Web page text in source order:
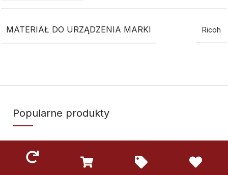
MATERIAŁ DO URZĄDZENIA MARKI Ricoh
Popularne produkty